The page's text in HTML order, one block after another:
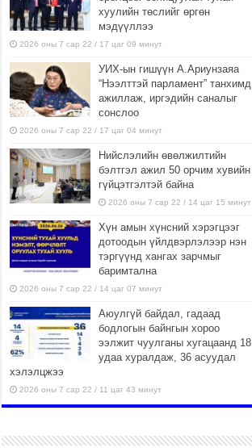
хуулийн төслийг өргөн
мэдүүллээ
2026 оны 7 сар 22 / 17 цаг 09 минут
УИХ-ын гишүүн А.Ариунзаяа
“Нээлттэй парламент” танхимд
ажиллаж, иргэдийн саналыг
сонслоо
2026 оны 7 сар 22 / 17 цаг 04 минут
Нийслэлийн өвөлжилтийн
бэлтгэл ажил 50 орчим хувийн
гүйцэтгэлтэй байна
2026 оны 7 сар 22 / 14 цаг 15 минут
Хүн амын хүнсний хэрэгцээг
дотоодын үйлдвэрлэлээр нэн
тэргүүнд хангах зарчмыг
баримтална
2026 оны 7 сар 22 / 14 цаг 07 минут
Аюулгүй байдал, гадаад
бодлогын байнгын хороо
ээлжит чуулганы хугацаанд 18
удаа хуралдаж, 36 асуудал
хэлэлцжээ
2026 оны 7 сар 22 / 11 цаг 43 минут
боломжтой-Хүүхэд хөгжүүлэх